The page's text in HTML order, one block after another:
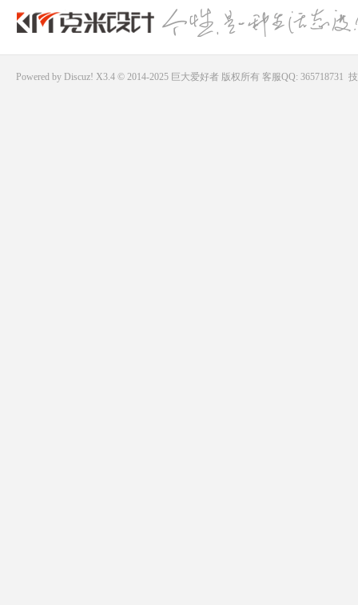
Powered by Discuz! X3.4 © 2014-2025 巨大爱好者版权所有 客服QQ: 365718731